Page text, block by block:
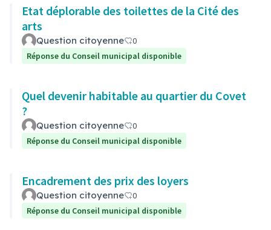
Etat déplorable des toilettes de la Cité des
arts
Question citoyenne
0
Réponse du Conseil municipal disponible
Quel devenir habitable au quartier du Covet
?
Question citoyenne
0
Réponse du Conseil municipal disponible
Encadrement des prix des loyers
Question citoyenne
0
Réponse du Conseil municipal disponible